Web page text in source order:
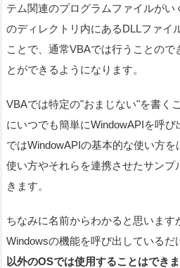
テム関連のプログラムファイルがい
のディレクトリ内にあるDLLファイ
ことで、通常VBAでは行うことので
とができるようになります。
VBAでは特定の"おまじない"を書く
にいつでも簡単にWindowAPIを呼
ではWindowAPIの基本的な使い方
使い方やそれらを連携させたサンプ
きます。
ちなみに名前からわかると思います
Windowsの機能を呼び出しているだ
以外のOSでは使用することはでき